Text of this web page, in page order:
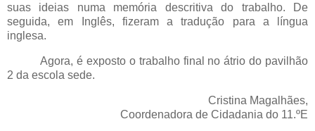
suas ideias numa memória descritiva do trabalho. De
seguida, em Inglês, fizeram a tradução para a língua
inglesa.
Agora, é exposto o trabalho final no átrio do pavilhão
2 da escola sede.
Cristina Magalhães,
Coordenadora de Cidadania do 11.ºE